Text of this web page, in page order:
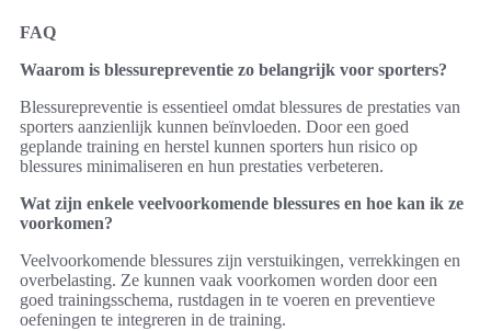
FAQ
Waarom is blessurepreventie zo belangrijk voor sporters?
Blessurepreventie is essentieel omdat blessures de prestaties van
sporters aanzienlijk kunnen beïnvloeden. Door een goed
geplande training en herstel kunnen sporters hun risico op
blessures minimaliseren en hun prestaties verbeteren.
Wat zijn enkele veelvoorkomende blessures en hoe kan ik ze
voorkomen?
Veelvoorkomende blessures zijn verstuikingen, verrekkingen en
overbelasting. Ze kunnen vaak voorkomen worden door een
goed trainingsschema, rustdagen in te voeren en preventieve
oefeningen te integreren in de training.